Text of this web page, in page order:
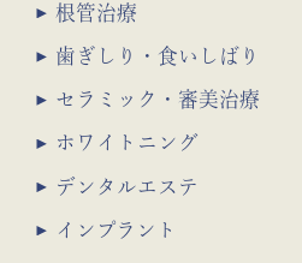
セラミック・審美治療
ホワイトニング
デンタルエステ
インプラント
根管治療
歯ぎしり・食いしばり